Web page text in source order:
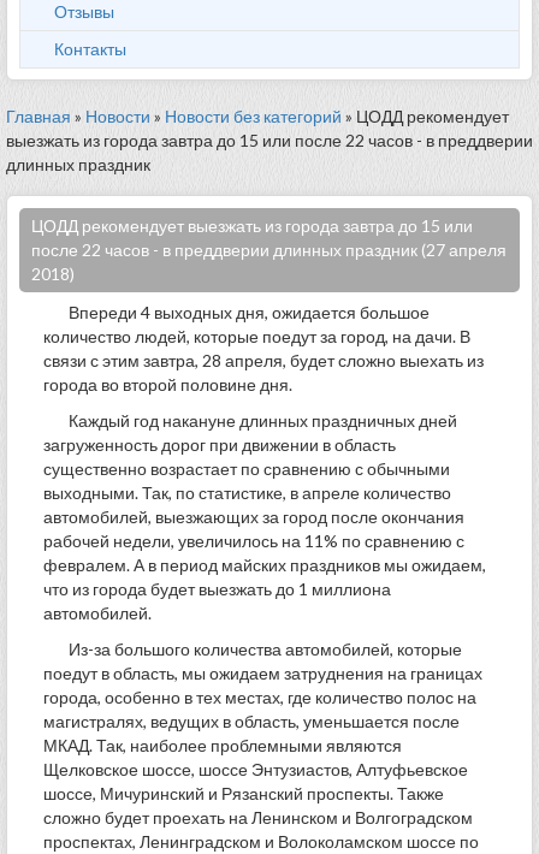
Отзывы
Контакты
Главная » Новости » Новости без категорий » ЦОДД рекомендует
выезжать из города завтра до 15 или после 22 часов - в преддверии
длинных праздник
ЦОДД рекомендует выезжать из города завтра до 15 или
после 22 часов - в преддверии длинных праздник (27 апреля
2018)
Впереди 4 выходных дня, ожидается большое
количество людей, которые поедут за город, на дачи. В
связи с этим завтра, 28 апреля, будет сложно выехать из
города во второй половине дня.
Каждый год накануне длинных праздничных дней
загруженность дорог при движении в область
существенно возрастает по сравнению с обычными
выходными. Так, по статистике, в апреле количество
автомобилей, выезжающих за город после окончания
рабочей недели, увеличилось на 11% по сравнению с
февралем. А в период майских праздников мы ожидаем,
что из города будет выезжать до 1 миллиона
автомобилей.
Из-за большого количества автомобилей, которые
поедут в область, мы ожидаем затруднения на границах
города, особенно в тех местах, где количество полос на
магистралях, ведущих в область, уменьшается после
МКАД. Так, наиболее проблемными являются
Щелковское шоссе, шоссе Энтузиастов, Алтуфьевское
шоссе, Мичуринский и Рязанский проспекты. Также
сложно будет проехать на Ленинском и Волгоградском
проспектах, Ленинградском и Волоколамском шоссе по